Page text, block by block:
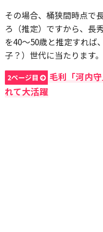
その場合、桶狭間時点で
ろ（推定）ですから、長
を40～50歳と推定すれば
子？）世代に当たります。
2ページ目
毛利「河内
れて大活躍